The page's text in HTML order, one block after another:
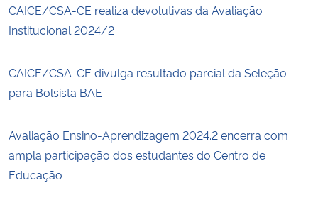
CAICE/CSA-CE realiza devolutivas da Avaliação
Institucional 2024/2
CAICE/CSA-CE divulga resultado parcial da Seleção
para Bolsista BAE
Avaliação Ensino-Aprendizagem 2024.2 encerra com
ampla participação dos estudantes do Centro de
Educação